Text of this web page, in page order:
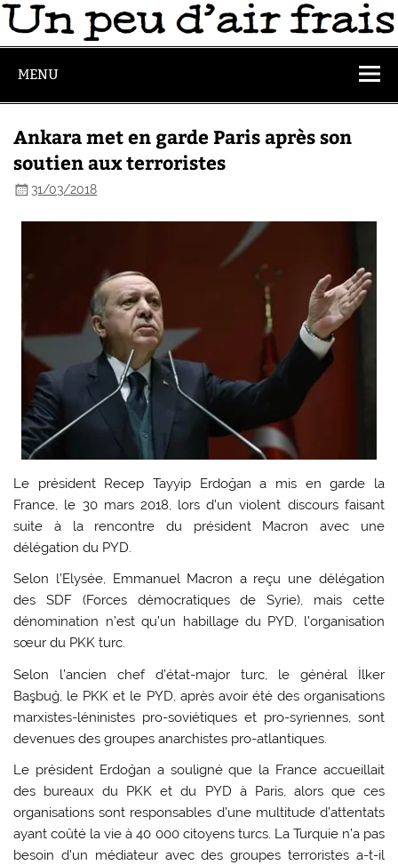
MENU
Ankara met en garde Paris après son
soutien aux terroristes
31/03/2018
Le président Recep Tayyip Erdoğan a mis en garde la
France, le 30 mars 2018, lors d’un violent discours faisant
suite à la rencontre du président Macron avec une
délégation du PYD.
Selon l’Elysée, Emmanuel Macron a reçu une délégation
des SDF (Forces démocratiques de Syrie), mais cette
dénomination n’est qu’un habillage du PYD, l’organisation
sœur du PKK turc.
Selon l’ancien chef d’état-major turc, le général İlker
Başbuğ, le PKK et le PYD, après avoir été des organisations
marxistes-léninistes pro-soviétiques et pro-syriennes, sont
devenues des groupes anarchistes pro-atlantiques.
Le président Erdoğan a souligné que la France accueillait
des bureaux du PKK et du PYD à Paris, alors que ces
organisations sont responsables d’une multitude d’attentats
ayant coûté la vie à 40 000 citoyens turcs. La Turquie n’a pas
besoin d’un médiateur avec des groupes terroristes a-t-il